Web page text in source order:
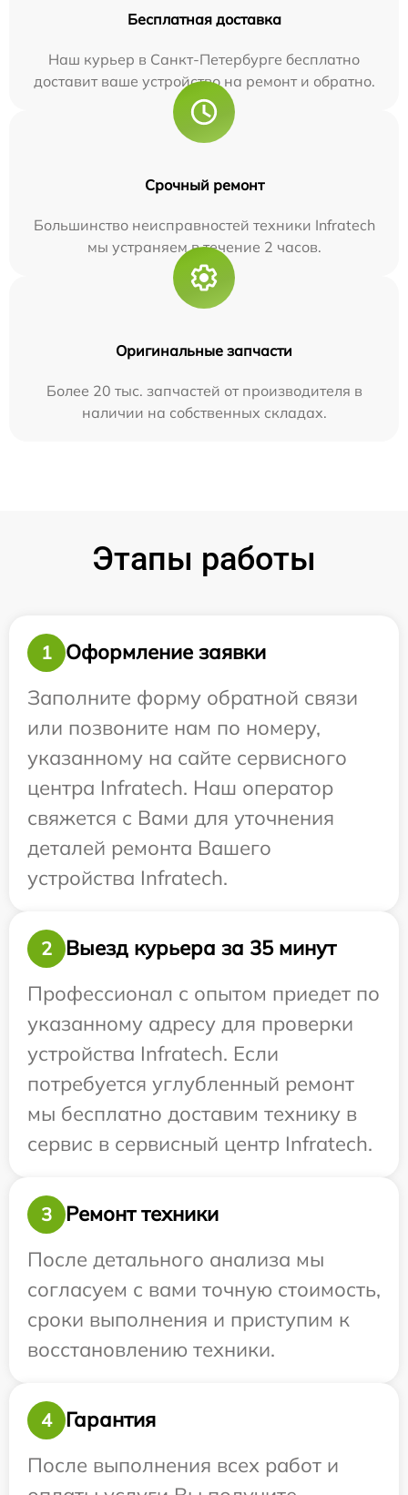
Бесплатная доставка
Наш курьер в Санкт-Петербурге бесплатно
доставит ваше устройство на ремонт и обратно.
Срочный ремонт
Большинство неисправностей техники Infratech
мы устраняем в течение 2 часов.
Оригинальные запчасти
Более 20 тыс. запчастей от производителя в
наличии на собственных складах.
Этапы работы
1
Оформление заявки
Заполните форму обратной связи
или позвоните нам по номеру,
указанному на сайте сервисного
центра Infratech. Наш оператор
свяжется с Вами для уточнения
деталей ремонта Вашего
устройства Infratech.
2
Выезд курьера за 35 минут
Профессионал с опытом приедет по
указанному адресу для проверки
устройства Infratech. Если
потребуется углубленный ремонт
мы бесплатно доставим технику в
сервис в сервисный центр Infratech.
3
Ремонт техники
После детального анализа мы
согласуем с вами точную стоимость,
сроки выполнения и приступим к
восстановлению техники.
4
Гарантия
После выполнения всех работ и